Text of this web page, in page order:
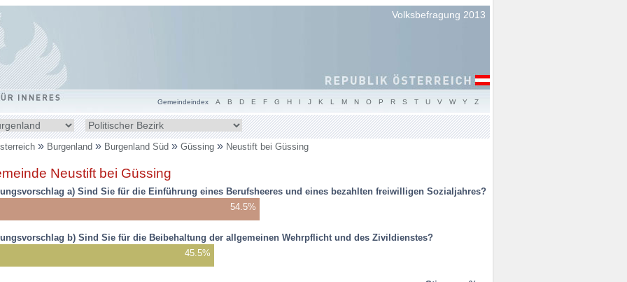
Volksbefragung 2013
» Burgenland » Burgenland Süd » Güssing » Neustift bei Güssing
Neustift bei Güssing
a) Sind Sie für die Einführung eines Berufsheeres und eines bezahlten freiwilligen Sozialjahres?
54.5%
b) Sind Sie für die Beibehaltung der allgemeinen Wehrpflicht und des Zivildienstes?
45.5%
Bezirk
wählen
Gemeindeindex A B D E F G H I J K L M N O P R S T U V W Y Z